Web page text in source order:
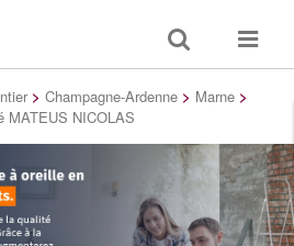
Toggle
search
Toggle
> Champagne-Ardenne > Marne >
MATEUS NICOLAS